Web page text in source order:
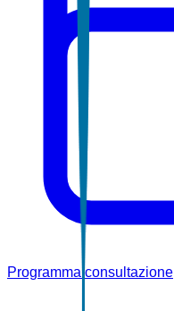
Programma consultazione